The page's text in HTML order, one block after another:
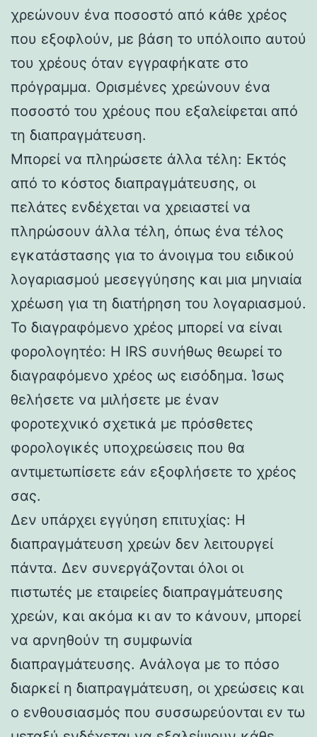
χρεώνουν ένα ποσοστό από κάθε χρέος
που εξοφλούν, με βάση το υπόλοιπο αυτού
του χρέους όταν εγγραφήκατε στο
πρόγραμμα. Ορισμένες χρεώνουν ένα
ποσοστό του χρέους που εξαλείφεται από
τη διαπραγμάτευση.
Μπορεί να πληρώσετε άλλα τέλη: Εκτός
από το κόστος διαπραγμάτευσης, οι
πελάτες ενδέχεται να χρειαστεί να
πληρώσουν άλλα τέλη, όπως ένα τέλος
εγκατάστασης για το άνοιγμα του ειδικού
λογαριασμού μεσεγγύησης και μια μηνιαία
χρέωση για τη διατήρηση του λογαριασμού.
Το διαγραφόμενο χρέος μπορεί να είναι
φορολογητέο: Η IRS συνήθως θεωρεί το
διαγραφόμενο χρέος ως εισόδημα. Ίσως
θελήσετε να μιλήσετε με έναν
φοροτεχνικό σχετικά με πρόσθετες
φορολογικές υποχρεώσεις που θα
αντιμετωπίσετε εάν εξοφλήσετε το χρέος
σας.
Δεν υπάρχει εγγύηση επιτυχίας: Η
διαπραγμάτευση χρεών δεν λειτουργεί
πάντα. Δεν συνεργάζονται όλοι οι
πιστωτές με εταιρείες διαπραγμάτευσης
χρεών, και ακόμα κι αν το κάνουν, μπορεί
να αρνηθούν τη συμφωνία
διαπραγμάτευσης. Ανάλογα με το πόσο
διαρκεί η διαπραγμάτευση, οι χρεώσεις και
ο ενθουσιασμός που συσσωρεύονται εν τω